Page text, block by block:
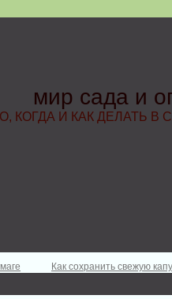
мир сада и
КОГДА И КАК ДЕЛАТЬ В
Как сохранить свежую